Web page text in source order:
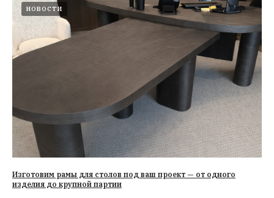
НОВОСТИ
Изготовим рамы для столов под ваш проект — от одного
изделия до крупной партии